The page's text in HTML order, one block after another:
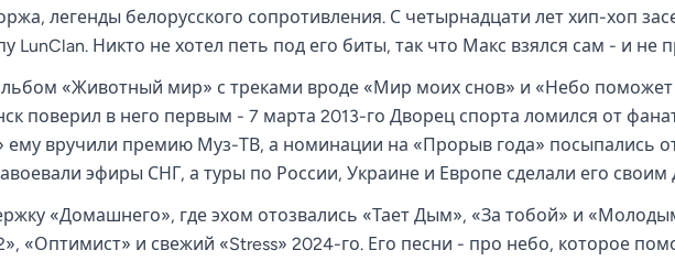
легенды белорусского сопротивления. С четырнадцати лет хип-хоп
LunClan. Никто не хотел петь под его биты, так что Макс взялся сам - и не
«Животный мир» с треками вроде «Мир моих снов» и «Небо поможет
поверил в него первым - 7 марта 2013-го Дворец спорта ломился от
ему вручили премию Муз-ТВ, а номинации на «Прорыв года» посыпались
эфиры СНГ, а туры по России, Украине и Европе сделали его
«Домашнего», где эхом отозвались «Тает Дым», «За тобой» и
«Оптимист» и свежий «Stress» 2024-го. Его песни - про небо, которое